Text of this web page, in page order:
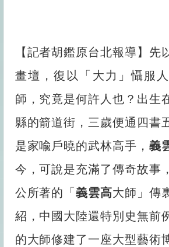
【記者胡鑑原台北報導】先
畫壇，復以「大力」懾服
師，究竟是何許人也？出生
縣的箭道街，三歲便通四書
是家喩戶曉的武林高手， 義
今，可說是充滿了傳奇故事
公所著的「義雲高大師」傳
紹，中國大陸還特別史無前
的大師修建了一座大型藝術